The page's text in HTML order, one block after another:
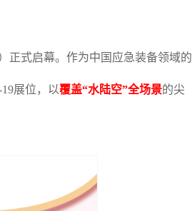
正式启幕。作为中国应急装备领域的
展位，以覆盖“水陆空”全场景的尖